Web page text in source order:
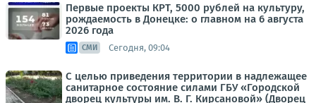
Первые проекты КРТ, 5000 рублей на культуру,
рождаемость в Донецке: о главном на 6 августа
2026 года
СМИ Сегодня, 09:04
С целью приведения территории в надлежащее
санитарное состояние силами ГБУ «Городской
дворец культуры им. В. Г. Кирсановой» (Дворец